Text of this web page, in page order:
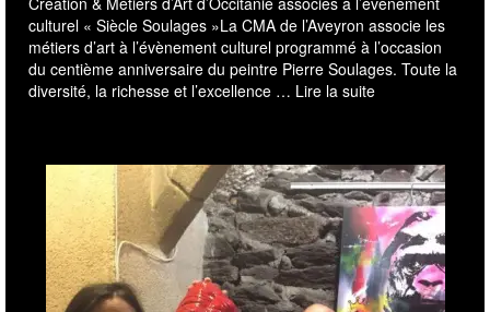
culturel « Siècle Soulages »La CMA de l’Aveyron associe les
métiers d’art à l’évènement culturel programmé à l’occasion
du centième anniversaire du peintre Pierre Soulages. Toute la
diversité, la richesse et l’excellence … Lire la suite